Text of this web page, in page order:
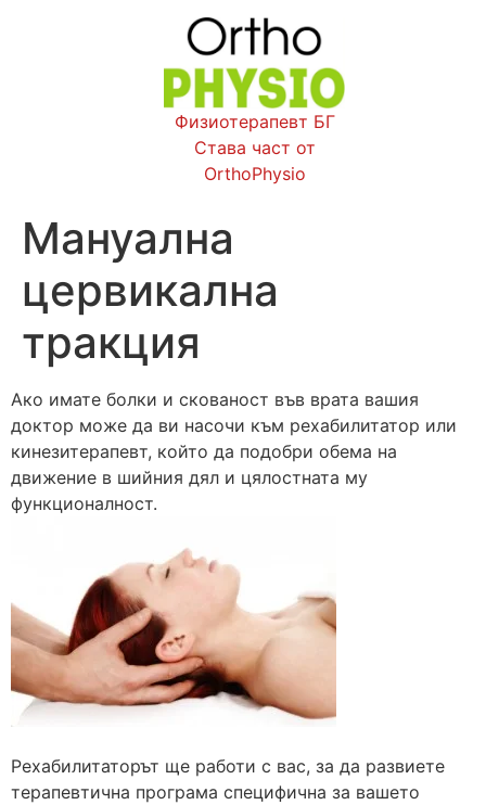
Физиотерапевт БГ
Става част от
OrthoPhysio
Мануална
цервикална
тракция
Ако имате болки и скованост във врата вашия
доктор може да ви насочи към рехабилитатор или
кинезитерапевт, който да подобри обема на
движение в шийния дял и цялостната му
функционалност.
Рехабилитаторът ще работи с вас, за да развиете
терапевтична програма специфична за вашето